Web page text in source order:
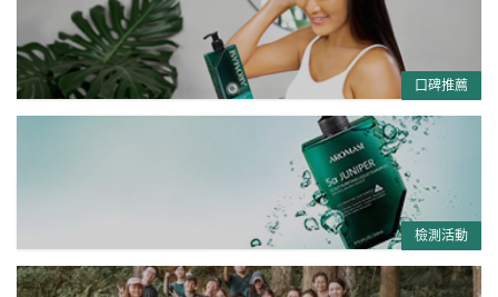
口碑推薦
檢測活動